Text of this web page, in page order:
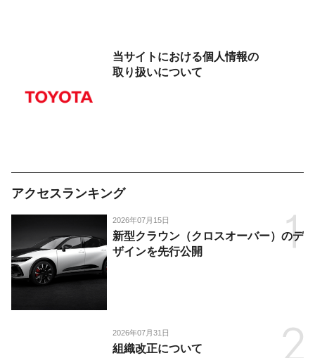
当サイトにおける個人情報の
取り扱いについて
アクセスランキング
2026年07月15日
新型クラウン（クロスオーバー）のデ
ザインを先行公開
2026年07月31日
組織改正について